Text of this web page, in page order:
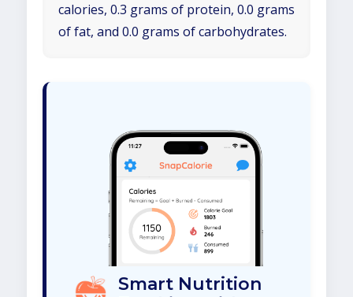
calories, 0.3 grams of protein, 0.0 grams
of fat, and 0.0 grams of carbohydrates.
Smart Nutrition